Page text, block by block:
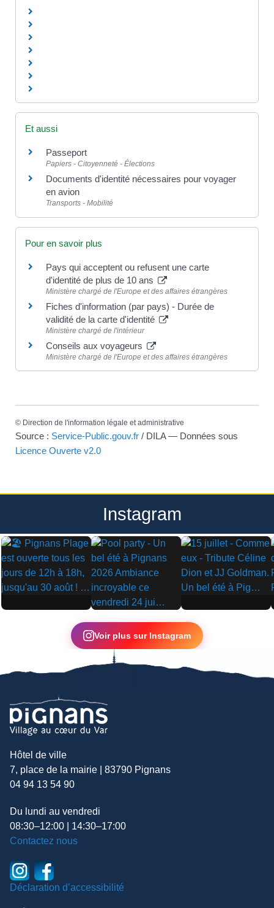
Et aussi
Passeport
Papiers - Citoyenneté - Élections
Documents d'identité nécessaires pour voyager
en avion
Transports - Mobilité
Pour en savoir plus
Pays qui acceptent ou refusent une carte
d'identité de plus de 10 ans
Ministère chargé de l'Europe et des affaires étrangères
Fiches d'information (par pays) - Durée de
validité de la carte d'identité
Ministère chargé de l'intérieur
Conseils aux voyageurs
Ministère chargé de l'Europe et des affaires étrangères
© Direction de l'information légale et administrative
Source : Service-Public.gouv.fr / DILA — Données sous
Licence Ouverte v2.0
Instagram
▶
▶
▶
Voir plus sur Instagram
Hôtel de ville
7, place de la mairie | 83790 Pignans
04 94 13 54 90
Du lundi au vendredi
08:30–12:00 | 14:30–17:00
Contactez nous
Déclaration d’accessibilité